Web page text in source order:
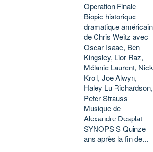
Operation Finale
Biopic historique
dramatique américain
de Chris Weitz avec
Oscar Isaac, Ben
Kingsley, Lior Raz,
Mélanie Laurent, Nick
Kroll, Joe Alwyn,
Haley Lu Richardson,
Peter Strauss
Musique de
Alexandre Desplat
SYNOPSIS Quinze
ans après la fin de...